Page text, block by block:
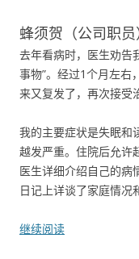
蜂须贺（公司职员
去年看病时，医生劝告
事物”。经过1个月左右
来又复发了，再次接受
我的主要症状是失眠和
越发严重。住院后允许
医生详细介绍自己的病
日记上详谈了家庭情
继续阅读